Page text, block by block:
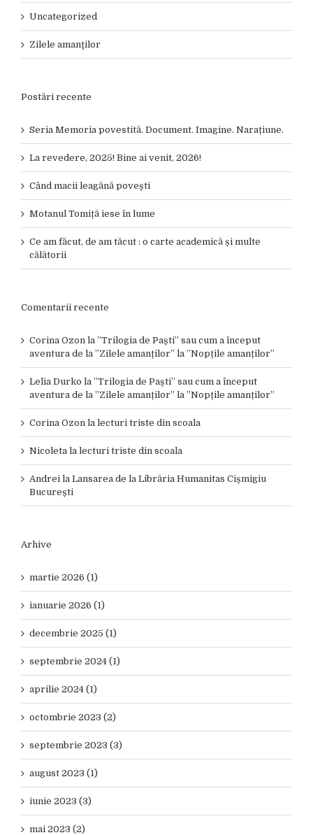
Uncategorized
Zilele amanţilor
Postări recente
Seria Memoria povestită. Document. Imagine. Narațiune.
La revedere, 2025! Bine ai venit, 2026!
Când macii leagănă povești
Motanul Tomiță iese în lume
Ce am făcut, de am tăcut : o carte academică și multe
călătorii
Comentarii recente
Corina Ozon la ”Trilogia de Paști” sau cum a început
aventura de la ”Zilele amanților” la ”Nopțile amanților”
Lelia Durko la ”Trilogia de Paști” sau cum a început
aventura de la ”Zilele amanților” la ”Nopțile amanților”
Corina Ozon la lecturi triste din scoala
Nicoleta la lecturi triste din scoala
Andrei la Lansarea de la Librăria Humanitas Cișmigiu
București
Arhive
martie 2026 (1)
ianuarie 2026 (1)
decembrie 2025 (1)
septembrie 2024 (1)
aprilie 2024 (1)
octombrie 2023 (2)
septembrie 2023 (3)
august 2023 (1)
iunie 2023 (3)
mai 2023 (2)